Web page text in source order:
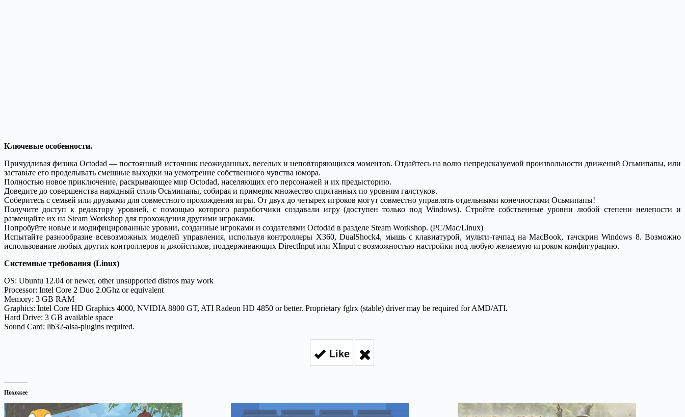
Ключевые особенности.
Причудливая физика Octodad — постоянный источник неожиданных, веселых и неповторяющихся моментов. Отдайтесь на волю непредсказуемой произвольности движений Осьмипапы, или
заставьте его проделывать смешные выходки на усмотрение собственного чувства юмора.
Полностью новое приключение, раскрывающее мир Octodad, населяющих его персонажей и их предысторию.
Доведите до совершенства нарядный стиль Осьмипапы, собирая и примеряя множество спрятанных по уровням галстуков.
Соберитесь с семьей или друзьями для совместного прохождения игры. От двух до четырех игроков могут совместно управлять отдельными конечностями Осьмипапы!
Получите доступ к редактору уровней, с помощью которого разработчики создавали игру (доступен только под Windows). Стройте собственные уровни любой степени нелепости и
размещайте их на Steam Workshop для прохождения другими игроками.
Попробуйте новые и модифицированные уровни, созданные игроками и создателями Octodad в разделе Steam Workshop. (PC/Mac/Linux)
Испытайте разнообразие всевозможных моделей управления, используя контроллеры X360, DualShock4, мышь с клавиатурой, мульти-тачпад на MacBook, тачскрин Windows 8. Возможно
использование любых других контроллеров и джойстиков, поддерживающих DirectInput или XInput с возможностью настройки под любую желаемую игроком конфигурацию.
Системные требования (Linux)
OS: Ubuntu 12.04 or newer, other unsupported distros may work
Processor: Intel Core 2 Duo 2.0Ghz or equivalent
Memory: 3 GB RAM
Graphics: Intel Core HD Graphics 4000, NVIDIA 8800 GT, ATI Radeon HD 4850 or better. Proprietary fglrx (stable) driver may be required for AMD/ATI.
Hard Drive: 3 GB available space
Sound Card: lib32-alsa-plugins required.
Like
Похожее